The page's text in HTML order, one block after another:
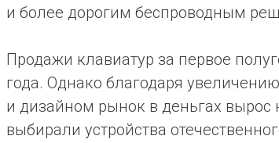
и более дорогим беспроводным
Продажи клавиатур за первое
года. Однако благодаря
и дизайном рынок в деньгах вырос
выбирали устройства